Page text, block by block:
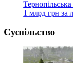
1 млрд грн за
Суспільство